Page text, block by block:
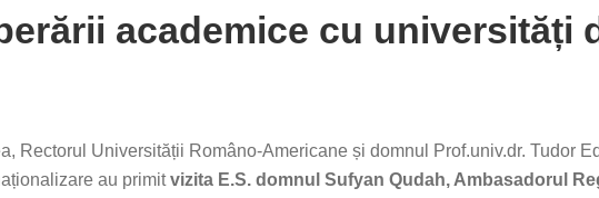
academice cu universități
Rectorul Universității Româno-Americane și domnul Prof.univ.dr. Tudor
au primitvizita E.S. domnul Sufyan Qudah, Ambasadorul